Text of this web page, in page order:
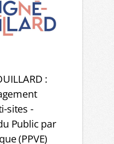
:
sites -
Public par
(PPVE)